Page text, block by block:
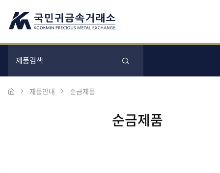
제품안내 순금제품
순금제품